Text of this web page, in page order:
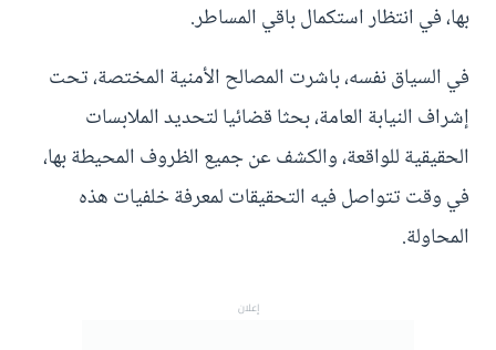
بها، في انتظار استكمال باقي المساطر.
في السياق نفسه، باشرت المصالح الأمنية المختصة، تحت
إشراف النيابة العامة، بحثا قضائيا لتحديد الملابسات
الحقيقية للواقعة، والكشف عن جميع الظروف المحيطة بها،
في وقت تتواصل فيه التحقيقات لمعرفة خلفيات هذه
المحاولة.
إعلان